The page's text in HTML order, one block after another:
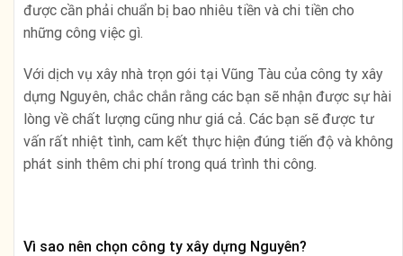
được cần phải chuẩn bị bao nhiêu tiền và chi tiền cho
những công việc gì.
Với dịch vụ xây nhà trọn gói tại Vũng Tàu của công ty xây
dựng Nguyên, chắc chắn rằng các bạn sẽ nhận được sự hài
lòng về chất lượng cũng như giá cả. Các bạn sẽ được tư
vấn rất nhiệt tình, cam kết thực hiện đúng tiến độ và không
phát sinh thêm chi phí trong quá trình thi công.
Vì sao nên chọn công ty xây dựng Nguyên?